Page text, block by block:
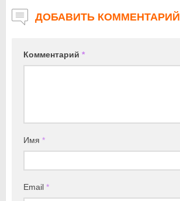
ДОБАВИТЬ КОММЕНТАРИЙ
Комментарий *
Имя *
Email *